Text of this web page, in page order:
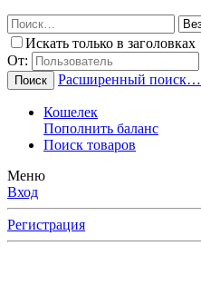
Искать только в заголовках
От:
Поиск Расширенный поиск…
Кошелек
Пополнить баланс
Поиск товаров
Меню
Вход
Регистрация